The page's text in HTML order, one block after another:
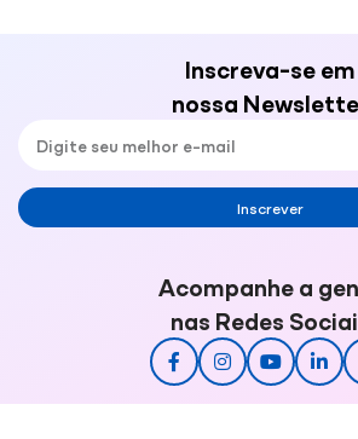
Inscreva-se em
nossa
Inscrever
Acompanhe a
nas Redes